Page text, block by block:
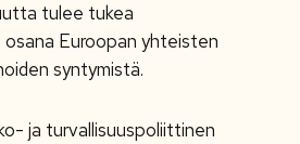
tulee tukea
Euroopan yhteisten
syntymistä.
ja turvallisuuspoliittinen